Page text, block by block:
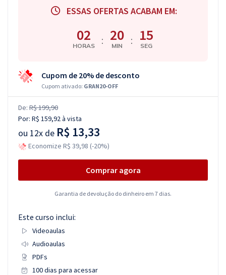
ESSAS OFERTAS ACABAM EM:
02
HORAS : 20
MIN : 15
SEG
Cupom de 20% de desconto
Cupom ativado: GRAN20-OFF
De: R$ 199,90
Por: R$ 159,92à vista
ou 12x de R$ 13,33
Economize R$ 39,98 (-20%)
Comprar agora
Garantia de devolução do dinheiro em 7 dias.
Este curso inclui:
Videoaulas
Audioaulas
PDFs
100 dias para acessar